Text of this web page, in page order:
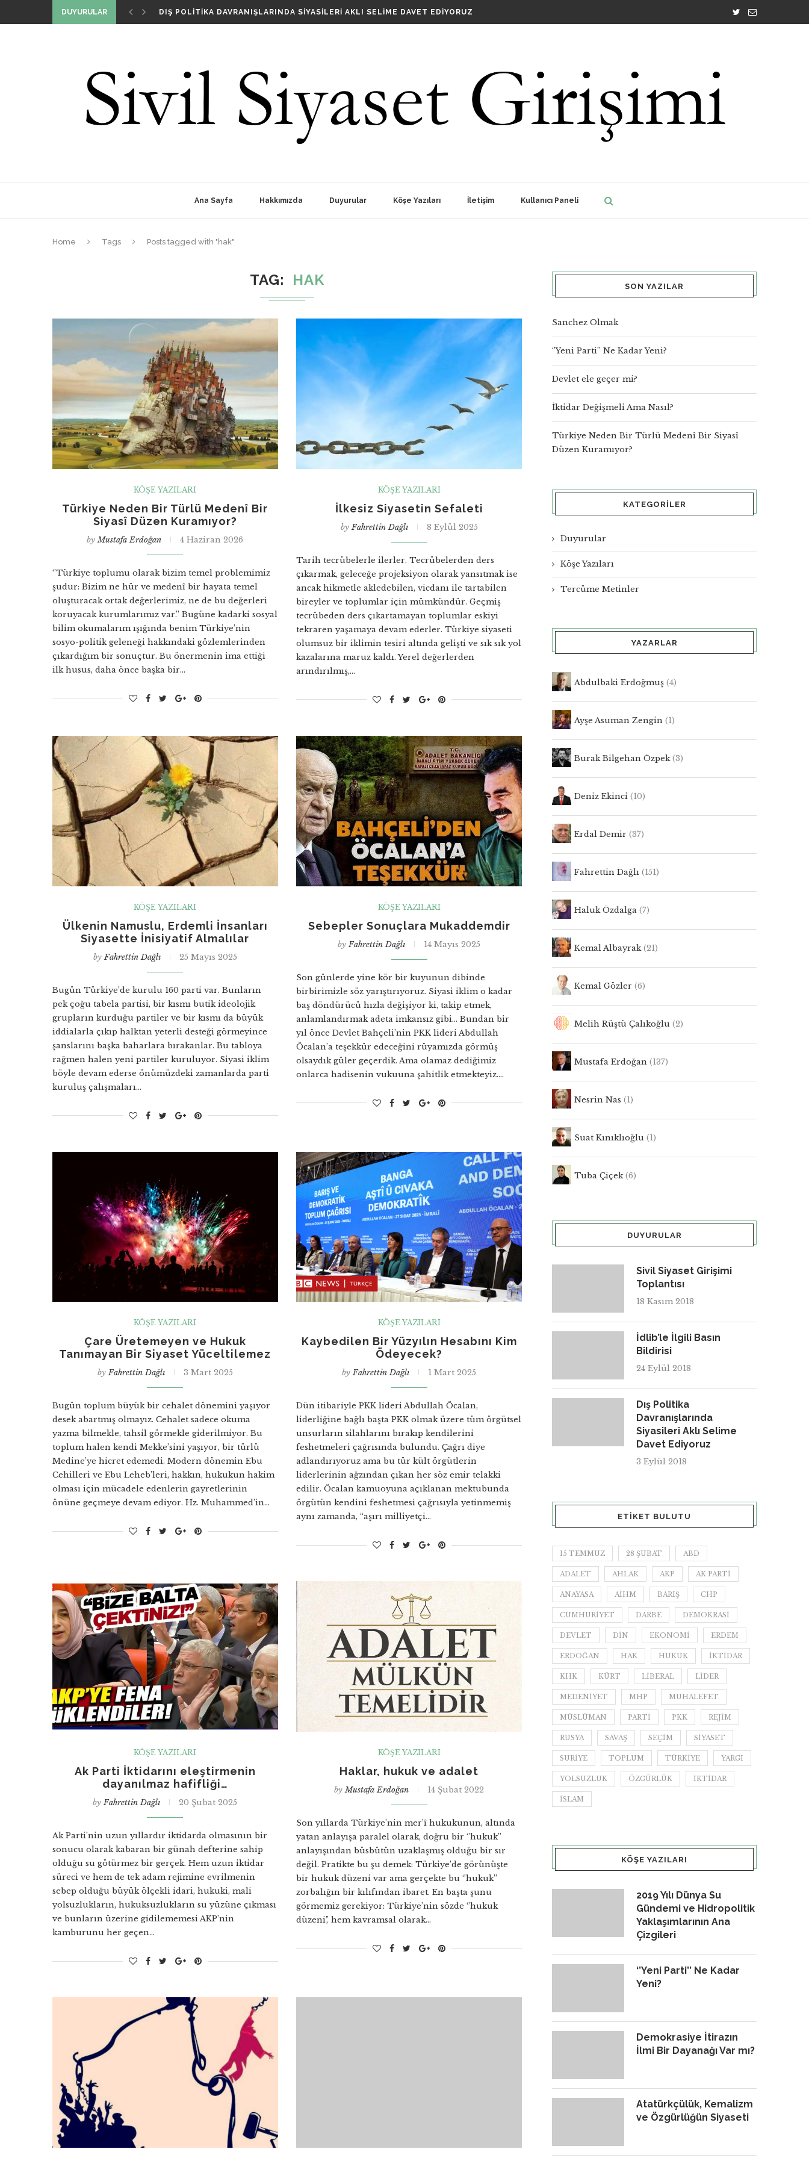
DUYURULAR
DIŞ POLITIKA DAVRANIŞLARINDA SIYASILERI AKLI SELIME DAVET EDIYORUZ
BIZ KIMIZ VE NIÇIN VARIZ?
Ana Sayfa Hakkımızda Duyurular Köşe Yazıları İletişim Kullanıcı Paneli
Home Tags Posts tagged with "hak"
TAG HAK
KÖŞE YAZILARI
Türkiye Neden Bir Türlü Medenî Bir
Siyasî Düzen Kuramıyor?
byMustafa Erdoğan 4 Haziran 2026
‘’Türkiye toplumu olarak bizim temel problemimiz
şudur: Bizim ne hür ve medenî bir hayata temel
oluşturacak ortak değerlerimiz, ne de bu değerleri
koruyacak kurumlarımız var.’’ Bugüne kadarki sosyal
bilim okumalarım ışığında benim Türkiye’nin
sosyo-politik geleneği hakkındaki gözlemlerinden
çıkardığım bir sonuçtur. Bu önermenin ima ettiği
ilk husus, daha önce başka bir…
KÖŞE YAZILARI
İlkesiz Siyasetin Sefaleti
byFahrettin Dağlı 8 Eylül 2025
Tarih tecrübelerle ilerler. Tecrübelerden ders
çıkarmak, geleceğe projeksiyon olarak yansıtmak ise
ancak hikmetle akledebilen, vicdanı ile tartabilen
bireyler ve toplumlar için mümkündür. Geçmiş
tecrübeden ders çıkartamayan toplumlar eskiyi
tekraren yaşamaya devam ederler. Türkiye siyaseti
olumsuz bir iklimin tesiri altında gelişti ve sık sık yol
kazalarına maruz kaldı. Yerel değerlerden
arındırılmış,…
KÖŞE YAZILARI
Ülkenin Namuslu, Erdemli İnsanları
Siyasette İnisiyatif Almalılar
byFahrettin Dağlı 25 Mayıs 2025
Bugün Türkiye’de kurulu 160 parti var. Bunların
pek çoğu tabela partisi, bir kısmı butik ideolojik
grupların kurduğu partiler ve bir kısmı da büyük
iddialarla çıkıp halktan yeterli desteği görmeyince
şanslarını başka baharlara bırakanlar. Bu tabloya
rağmen halen yeni partiler kuruluyor. Siyasi iklim
böyle devam ederse önümüzdeki zamanlarda parti
kuruluş çalışmaları…
KÖŞE YAZILARI
Sebepler Sonuçlara Mukaddemdir
byFahrettin Dağlı 14 Mayıs 2025
Son günlerde yine kör bir kuyunun dibinde
birbirimizle söz yarıştırıyoruz. Siyasi iklim o kadar
baş döndürücü hızla değişiyor ki, takip etmek,
anlamlandırmak adeta imkansız gibi… Bundan bir
yıl önce Devlet Bahçeli’nin PKK lideri Abdullah
Öcalan’a teşekkür edeceğini rüyamızda görmüş
olsaydık güler geçerdik. Ama olamaz dediğimiz
onlarca hadisenin vukuuna şahitlik etmekteyiz.…
KÖŞE YAZILARI
Çare Üretemeyen ve Hukuk
Tanımayan Bir Siyaset Yüceltilemez
byFahrettin Dağlı 3 Mart 2025
Bugün toplum büyük bir cehalet dönemini yaşıyor
desek abartmış olmayız. Cehalet sadece okuma
yazma bilmekle, tahsil görmekle giderilmiyor. Bu
toplum halen kendi Mekke’sini yaşıyor, bir türlü
Medine’ye hicret edemedi. Modern dönemin Ebu
Cehilleri ve Ebu Leheb’leri, hakkın, hukukun hakim
olması için mücadele edenlerin gayretlerinin
önüne geçmeye devam ediyor. Hz. Muhammed’in…
KÖŞE YAZILARI
Kaybedilen Bir Yüzyılın Hesabını Kim
Ödeyecek?
byFahrettin Dağlı 1 Mart 2025
Dün itibariyle PKK lideri Abdullah Öcalan,
liderliğine bağlı başta PKK olmak üzere tüm örgütsel
unsurların silahlarını bırakıp kendilerini
feshetmeleri çağrısında bulundu. Çağrı diye
adlandırıyoruz ama bu tür kült örgütlerin
liderlerinin ağzından çıkan her söz emir telakki
edilir. Öcalan kamuoyuna açıklanan mektubunda
örgütün kendini feshetmesi çağrısıyla yetinmemiş
aynı zamanda, “aşırı milliyetçi…
KÖŞE YAZILARI
Ak Parti İktidarını eleştirmenin
dayanılmaz hafifliği…
byFahrettin Dağlı 20 Şubat 2025
Ak Parti’nin uzun yıllardır iktidarda olmasının bir
sonucu olarak kabaran bir günah defterine sahip
olduğu su götürmez bir gerçek. Hem uzun iktidar
süreci ve hem de tek adam rejimine evrilmenin
sebep olduğu büyük ölçekli idari, hukuki, mali
yolsuzlukların, hukuksuzlukların su yüzüne çıkması
ve bunların üzerine gidilememesi AKP’nin
kamburunu her geçen…
KÖŞE YAZILARI
Haklar, hukuk ve adalet
byMustafa Erdoğan 14 Şubat 2022
Son yıllarda Türkiye’nin mer’î hukukunun, altında
yatan anlayışa paralel olarak, doğru bir ‘’hukuk’’
anlayışından büsbütün uzaklaşmış olduğu bir sır
değil. Pratikte bu şu demek: Türkiye’de görünüşte
bir hukuk düzeni var ama gerçekte bu ‘’hukuk’’
zorbalığın bir kılıfından ibaret. En başta şunu
görmemiz gerekiyor: Türkiye’nin sözde ‘’hukuk
düzeni’,’ hem kavramsal olarak…
SON YAZILAR
Sanchez Olmak
‘’Yeni Parti’’ Ne Kadar Yeni?
Devlet ele geçer mi?
İktidar Değişmeli Ama Nasıl?
Türkiye Neden Bir Türlü Medenî Bir Siyasî
Düzen Kuramıyor?
KATEGORILER
Duyurular
Köşe Yazıları
Tercüme Metinler
YAZARLAR
Abdulbaki Erdoğmuş (4)
Ayşe Asuman Zengin (1)
Burak Bilgehan Özpek(3)
Deniz Ekinci (10)
Erdal Demir (37)
Fahrettin Dağlı (151)
Haluk Özdalga (7)
Kemal Albayrak(21)
Kemal Gözler (6)
Melih Rüştü Çalıkoğlu (2)
Mustafa Erdoğan (137)
Nesrin Nas (1)
Suat Kınıklıoğlu (1)
Tuba Çiçek(6)
DUYURULAR
Sivil Siyaset Girişimi
Toplantısı
18 Kasım 2018
İdlib’le İlgili Basın
Bildirisi
24 Eylül 2018
Dış Politika
Davranışlarında
Siyasileri Aklı Selime
Davet Ediyoruz
3 Eylül 2018
ETIKET BULUTU
15 TEMMUZ 28 ŞUBAT ABD
ADALET AHLAK AKP AK PARTI
ANAYASA AİHM BARIŞ CHP
CUMHURIYET DARBE DEMOKRASI
DEVLET DIN EKONOMI ERDEM
ERDOĞAN HAK HUKUK IKTIDAR
KHK KÜRT LIBERAL LIDER
MEDENIYET MHP MUHALEFET
MÜSLÜMAN PARTI PKK REJIM
RUSYA SAVAŞ SEÇIM SIYASET
SURIYE TOPLUM TÜRKIYE YARGI
YOLSUZLUK ÖZGÜRLÜK İKTIDAR
İSLAM
KÖŞE YAZILARI
2019 Yılı Dünya Su
Gündemi ve Hidropolitik
Yaklaşımlarının Ana
Çizgileri
‘’Yeni Parti’’ Ne Kadar
Yeni?
Demokrasiye İtirazın
İlmi Bir Dayanağı Var mı?
Atatürkçülük, Kemalizm
ve Özgürlüğün Siyaseti